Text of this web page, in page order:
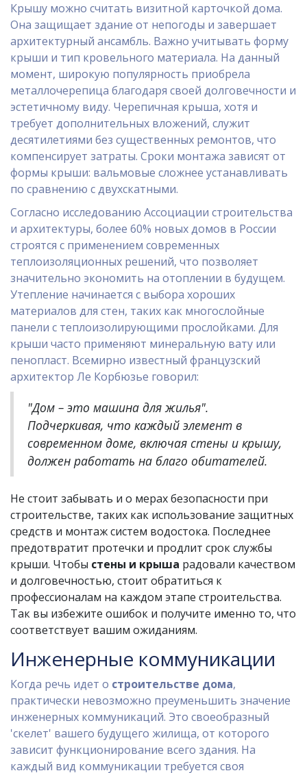
Крышу можно считать визитной карточкой дома.
Она защищает здание от непогоды и завершает
архитектурный ансамбль. Важно учитывать форму
крыши и тип кровельного материала. На данный
момент, широкую популярность приобрела
металлочерепица благодаря своей долговечности и
эстетичному виду. Черепичная крыша, хотя и
требует дополнительных вложений, служит
десятилетиями без существенных ремонтов, что
компенсирует затраты. Сроки монтажа зависят от
формы крыши: вальмовые сложнее устанавливать
по сравнению с двухскатными.
Согласно исследованию Ассоциации строительства
и архитектуры, более 60% новых домов в России
строятся с применением современных
теплоизоляционных решений, что позволяет
значительно экономить на отоплении в будущем.
Утепление начинается с выбора хороших
материалов для стен, таких как многослойные
панели с теплоизолирующими прослойками. Для
крыши часто применяют минеральную вату или
пенопласт. Всемирно известный французский
архитектор Ле Корбюзье говорил:
"Дом – это машина для жилья".
Подчеркивая, что каждый элемент в
современном доме, включая стены и крышу,
должен работать на благо обитателей.
Не стоит забывать и о мерах безопасности при
строительстве, таких как использование защитных
средств и монтаж систем водостока. Последнее
предотвратит протечки и продлит срок службы
крыши. Чтобы стены и крыша радовали качеством
и долговечностью, стоит обратиться к
профессионалам на каждом этапе строительства.
Так вы избежите ошибок и получите именно то, что
соответствует вашим ожиданиям.
Инженерные коммуникации
Когда речь идет о строительстве дома,
практически невозможно преуменьшить значение
инженерных коммуникаций. Это своеобразный
'скелет' вашего будущего жилища, от которого
зависит функционирование всего здания. На
каждый вид коммуникации требуется своя